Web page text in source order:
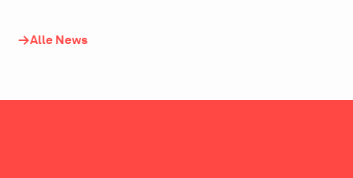
Alle News